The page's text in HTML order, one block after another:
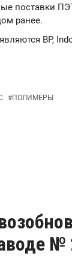
поставки
ранее.
BP,
#ПОЛИМЕРЫ
№